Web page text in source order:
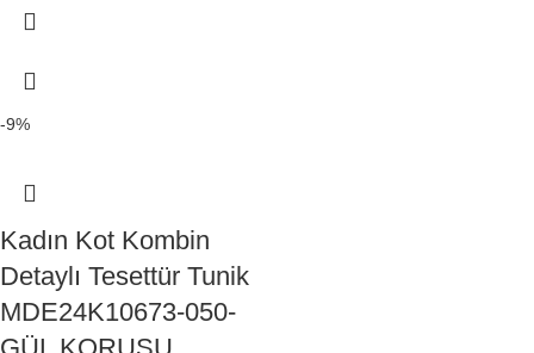
-9%
Kadın Kot Kombin
Detaylı Tesettür Tunik
MDE24K10673-050-